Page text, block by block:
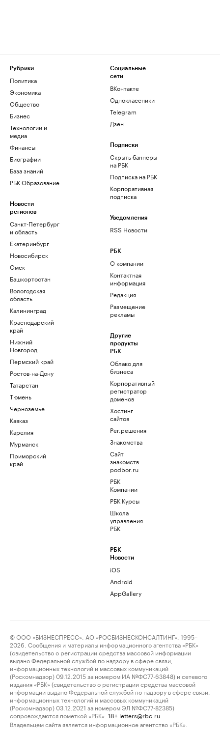
Рубрики
Политика
Экономика
Общество
Бизнес
Технологии и
медиа
Финансы
Биографии
База знаний
РБК Образование
Новости
регионов
Санкт-Петербург
и область
Екатеринбург
Новосибирск
Омск
Башкортостан
Вологодская
область
Калининград
Краснодарский
край
Нижний
Новгород
Пермский край
Ростов-на-Дону
Татарстан
Тюмень
Черноземье
Кавказ
Карелия
Мурманск
Приморский
край
Социальные
сети
ВКонтакте
Одноклассники
Telegram
Дзен
Подписки
Скрыть баннеры
на РБК
Подписка на РБК
Корпоративная
подписка
Уведомления
RSS Новости
РБК
О компании
Контактная
информация
Редакция
Размещение
рекламы
Другие
продукты
РБК
Облако для
бизнеса
Корпоративный
регистратор
доменов
Хостинг
сайтов
Рег.решения
Знакомства
Сайт
знакомств
podbor.ru
РБК
Компании
РБК Курсы
Школа
управления
РБК
РБК
Новости
iOS
Android
AppGallery
© ООО «БИЗНЕСПРЕСС», АО «РОСБИЗНЕСКОНСАЛТИНГ», 1995–
2026. Сообщения и материалы информационного агентства «РБК»
(свидетельство о регистрации средства массовой информации
выдано Федеральной службой по надзору в сфере связи,
информационных технологий и массовых коммуникаций
(Роскомнадзор) 09.12.2015 за номером ИА №ФС77-63848) и сетевого
издания «РБК» (свидетельство о регистрации средства массовой
информации выдано Федеральной службой по надзору в сфере связи,
информационных технологий и массовых коммуникаций
(Роскомнадзор) 03.12.2021 за номером ЭЛ №ФС77-82385)
сопровождаются пометкой «РБК».
18+ letters@rbc.ru
Владельцем сайта является информационное агентство «РБК».